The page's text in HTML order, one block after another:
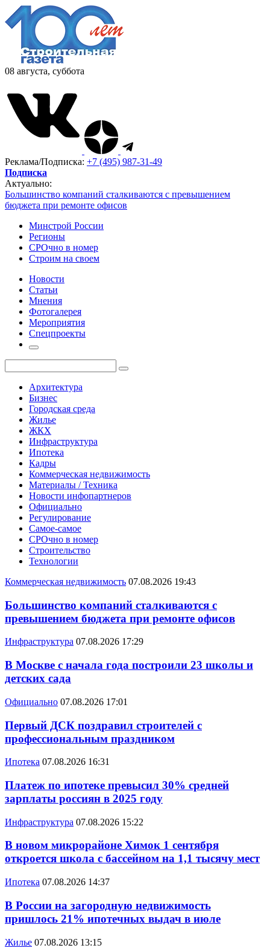
08 августа, суббота
Реклама/Подписка: +7 (495) 987-31-49
Подписка
Актуально:
Большинство компаний сталкиваются с превышением
бюджета при ремонте офисов
Минстрой России
Регионы
СРОчно в номер
Строим на своем
Новости
Статьи
Мнения
Фотогалерея
Мероприятия
Спецпроекты
Архитектура
Бизнес
Городская среда
Жилье
ЖКХ
Инфраструктура
Ипотека
Кадры
Коммерческая недвижимость
Материалы / Техника
Новости инфопартнеров
Официально
Регулирование
Самое-самое
СРОчно в номер
Строительство
Технологии
Коммерческая недвижимость 07.08.2026 19:43
Большинство компаний сталкиваются с
превышением бюджета при ремонте офисов
Инфраструктура 07.08.2026 17:29
В Москве с начала года построили 23 школы и
детских сада
Официально 07.08.2026 17:01
Первый ДСК поздравил строителей с
профессиональным праздником
Ипотека 07.08.2026 16:31
Платеж по ипотеке превысил 30% средней
зарплаты россиян в 2025 году
Инфраструктура 07.08.2026 15:22
В новом микрорайоне Химок 1 сентября
откроется школа с бассейном на 1,1 тысячу мест
Ипотека 07.08.2026 14:37
В России на загородную недвижимость
пришлось 21% ипотечных выдач в июле
Жилье 07.08.2026 13:15